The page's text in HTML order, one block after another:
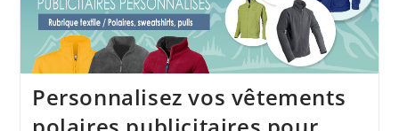
Personnalisez vos vêtements